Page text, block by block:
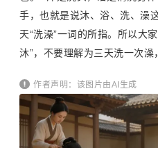
手，也就是说沐、浴、洗、澡
天“洗澡”一词的所指。所以大
沐”，不要理解为三天洗一次澡
作者声明：该图片由AI生成